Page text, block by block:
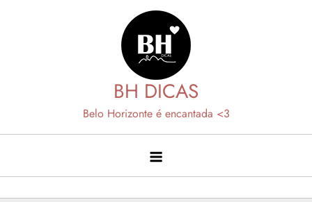
BH DICAS
Belo Horizonte é encantada <3